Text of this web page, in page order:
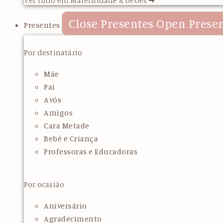
Presentes Close Presentes Open
Por destinatário
Mãe
Pai
Avós
Amigos
Cara Metade
Bebé e Criança
Professoras e Educadoras
Por ocasião
Aniversário
Agradecimento